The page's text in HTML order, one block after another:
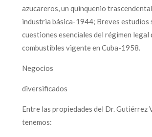
azucareros, un quinquenio
industria básica-1944; Breves estudios
cuestiones esenciales del régimen legal
combustibles vigente en Cuba-1958.
Negocios
diversificados
Entre las propiedades del Dr. Gutiérrez
tenemos: